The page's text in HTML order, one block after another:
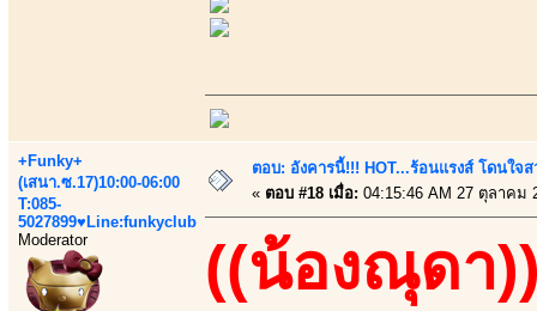
+Funky+
(เสนา.ซ.17)10:00-06:00
T:085-
5027899♥Line:funkyclub
Moderator
ตอบ: อังคารนี้!!! HOT...ร้อนแรงส์ โดนใจ
« ตอบ #18 เมื่อ: 04:15:46 AM 27 ตุลาคม
((น้องณุดา